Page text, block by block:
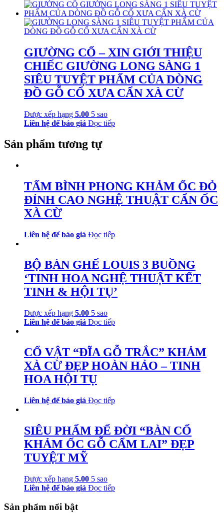
GIƯỜNG CỔ – XIN GIỚI THIỆU
CHIẾC GIƯỜNG LONG SÀNG 1
SIÊU TUYỆT PHẨM CỦA DÒNG
ĐỒ GỖ CỔ XƯA CẨN XÀ CỪ
Được xếp hạng 5.00 5 sao
Liên hệ để báo giá Đọc tiếp
Sản phẩm tương tự
TẤM BÌNH PHONG KHẢM ỐC ĐỎ
ĐỈNH CAO NGHỆ THUẬT CẨN ỐC
XÀ CỪ
Liên hệ để báo giá Đọc tiếp
BỘ BÀN GHẾ LOUIS 3 BUỒNG
‘TINH HOA NGHỆ THUẬT KẾT
TINH & HỘI TỤ’
Được xếp hạng 5.00 5 sao
Liên hệ để báo giá Đọc tiếp
CỔ VẬT “ĐĨA GỖ TRẮC” KHẢM
XÀ CỪ ĐẸP HOÀN HẢO – TINH
HOA HỘI TỤ
Liên hệ để báo giá Đọc tiếp
SIÊU PHẨM ĐỂ ĐỜI “BÀN CỔ
KHẢM ỐC GỖ CẨM LAI” ĐẸP
TUYỆT MỸ
Được xếp hạng 5.00 5 sao
Liên hệ để báo giá Đọc tiếp
Sản phẩm nổi bật